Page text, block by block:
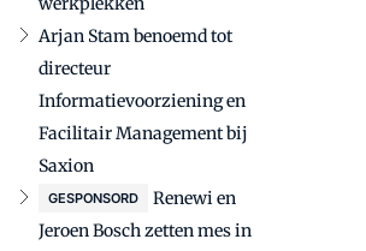
Arjan Stam benoemd tot
directeur
Informatievoorziening en
Facilitair Management bij
Saxion
GESPONSORD
Renewi en
Jeroen Bosch zetten mes in